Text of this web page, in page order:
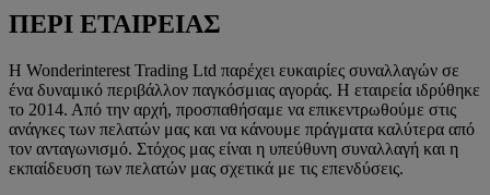
ΠΕΡΙ ΕΤΑΙΡΕΙΑΣ
Η Wonderinterest Trading Ltd παρέχει ευκαιρίες συναλλαγών σε
ένα δυναμικό περιβάλλον παγκόσμιας αγοράς. Η εταιρεία ιδρύθηκε
το 2014. Από την αρχή, προσπαθήσαμε να επικεντρωθούμε στις
ανάγκες των πελατών μας και να κάνουμε πράγματα καλύτερα από
τον ανταγωνισμό. Στόχος μας είναι η υπεύθυνη συναλλαγή και η
εκπαίδευση των πελατών μας σχετικά με τις επενδύσεις.